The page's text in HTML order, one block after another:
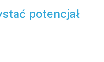
potencjał